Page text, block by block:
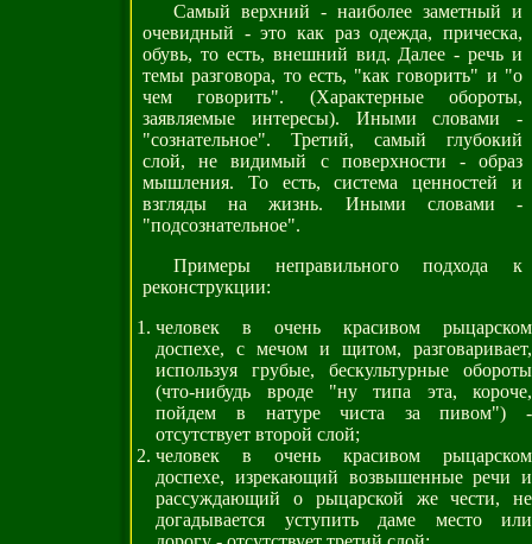
Самый верхний - наиболее заметный и
очевидный - это как раз одежда, прическа,
обувь, то есть, внешний вид. Далее - речь и
темы разговора, то есть, "как говорить" и "о
чем говорить". (Характерные обороты,
заявляемые интересы). Иными словами -
"сознательное". Третий, самый глубокий
слой, не видимый с поверхности - образ
мышления. То есть, система ценностей и
взгляды на жизнь. Иными словами -
"подсознательное".
Примеры неправильного подхода к
реконструкции:
человек в очень красивом рыцарском
доспехе, с мечом и щитом, разговаривает,
используя грубые, бескультурные обороты
(что-нибудь вроде "ну типа эта, короче,
пойдем в натуре чиста за пивом") -
отсутствует второй слой;
человек в очень красивом рыцарском
доспехе, изрекающий возвышенные речи и
рассуждающий о рыцарской же чести, не
догадывается уступить даме место или